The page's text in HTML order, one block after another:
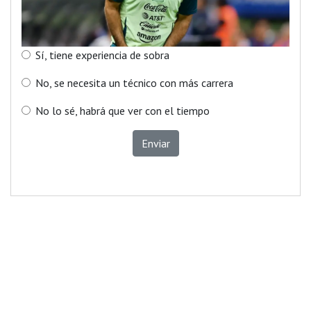
Sí, tiene experiencia de sobra
No, se necesita un técnico con más carrera
No lo sé, habrá que ver con el tiempo
Enviar